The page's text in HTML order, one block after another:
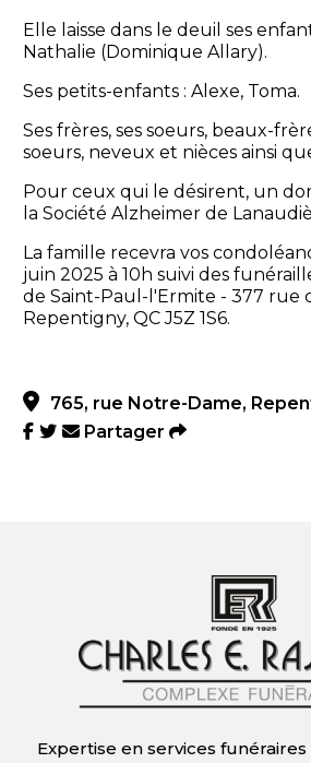
Elle laisse dans le deuil ses
Nathalie (Dominique Allary).
Ses petits-enfants : Alexe, Toma.
Ses frères, ses soeurs, beaux-
soeurs, neveux et nièces ainsi
Pour ceux qui le désirent, un
la Société Alzheimer de
La famille recevra vos
juin 2025 à 10h suivi des
de Saint-Paul-l'Ermite - 377 rue
Repentigny, QC J5Z 1S6.
765, rue Notre-Dame,
Partager
Expertise en services